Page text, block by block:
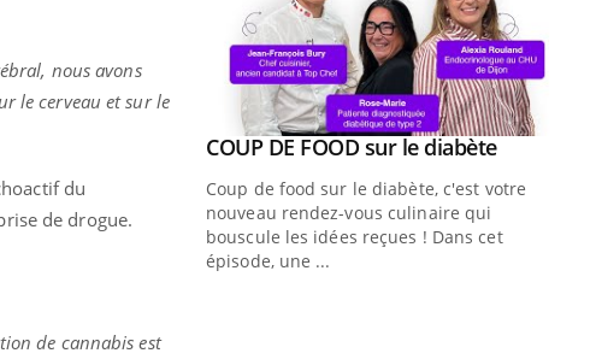
nous avons
le cerveau et sur le
du
de drogue.
de cannabis est
» pour
à un groupe
Youtube
COUP DE FOOD sur le diabèteYoutube
Coup de food sur le diabète, c'est votre
nouveau rendez-vous culinaire qui
bouscule les idées reçues ! Dans cet
épisode, une ...